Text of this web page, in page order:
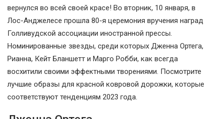
вернулся во всей своей красе! Во вторник, 10 января, в
Лос-Анджелесе прошла 80-я церемония вручения наград
Голливудской ассоциации иностранной прессы.
Номинированные звезды, среди которых Дженна Ортега,
Рианна, Кейт Бланшетт и Марго Робби, как всегда
восхитили своими эффектными творениями. Посмотрите
лучшие образы для красной ковровой дорожки, которые
соответствуют тенденциям 2023 года.